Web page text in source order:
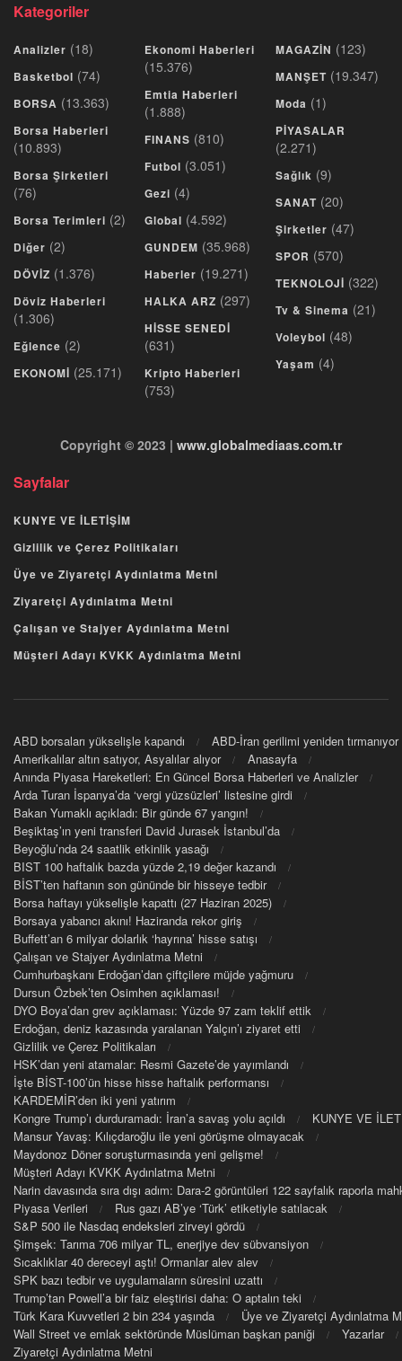
Kategoriler
Analizler (18)
Basketbol (74)
BORSA (13.363)
Borsa Haberleri
(10.893)
Borsa Şirketleri
(76)
Borsa Terimleri (2)
Diğer (2)
DÖVİZ (1.376)
Döviz Haberleri
(1.306)
Eğlence (2)
EKONOMİ (25.171)
Ekonomi Haberleri
(15.376)
Emtia Haberleri
(1.888)
FINANS (810)
Futbol (3.051)
Gezi (4)
Global (4.592)
GUNDEM (35.968)
Haberler (19.271)
HALKA ARZ (297)
HİSSE SENEDİ
(631)
Kripto Haberleri
(753)
MAGAZİN (123)
MANŞET (19.347)
Moda (1)
PİYASALAR
(2.271)
Sağlık (9)
SANAT (20)
Şirketler (47)
SPOR (570)
TEKNOLOJİ (322)
Tv & Sinema (21)
Voleybol (48)
Yaşam (4)
Copyright © 2023 | www.globalmediaas.com.tr
Sayfalar
KUNYE VE İLETİŞİM
Gizlilik ve Çerez Politikaları
Üye ve Ziyaretçi Aydınlatma Metni
Ziyaretçi Aydınlatma Metni
Çalışan ve Stajyer Aydınlatma Metni
Müşteri Adayı KVKK Aydınlatma Metni
ABD borsaları yükselişle kapandı
ABD-İran gerilimi yeniden tırmanıyor
Amerikalılar altın satıyor, Asyalılar alıyor
Anasayfa
Anında Piyasa Hareketleri: En Güncel Borsa Haberleri ve Analizler
Arda Turan İspanya’da ‘vergi yüzsüzleri’ listesine girdi
Bakan Yumaklı açıkladı: Bir günde 67 yangın!
Beşiktaş’ın yeni transferi David Jurasek İstanbul’da
Beyoğlu’nda 24 saatlik etkinlik yasağı
BIST 100 haftalık bazda yüzde 2,19 değer kazandı
BİST’ten haftanın son gününde bir hisseye tedbir
Borsa haftayı yükselişle kapattı (27 Haziran 2025)
Borsaya yabancı akını! Haziranda rekor giriş
Buffett’an 6 milyar dolarlık ‘hayrına’ hisse satışı
Çalışan ve Stajyer Aydınlatma Metni
Cumhurbaşkanı Erdoğan’dan çiftçilere müjde yağmuru
Dursun Özbek’ten Osimhen açıklaması!
DYO Boya’dan grev açıklaması: Yüzde 97 zam teklif ettik
Erdoğan, deniz kazasında yaralanan Yalçın’ı ziyaret etti
Gizlilik ve Çerez Politikaları
HSK’dan yeni atamalar: Resmi Gazete’de yayımlandı
İşte BİST-100’ün hisse hisse haftalık performansı
KARDEMİR’den iki yeni yatırım
Kongre Trump’ı durduramadı: İran’a savaş yolu açıldı
KUNYE VE
Mansur Yavaş: Kılıçdaroğlu ile yeni görüşme olmayacak
Maydonoz Döner soruşturmasında yeni gelişme!
Müşteri Adayı KVKK Aydınlatma Metni
Narin davasında sıra dışı adım: Dara-2 görüntüleri 122 sayfalık raporla
Piyasa Verileri
Rus gazı AB’ye ‘Türk’ etiketiyle satılacak
S&P 500 ile Nasdaq endeksleri zirveyi gördü
Şimşek: Tarıma 706 milyar TL, enerjiye dev sübvansiyon
Sıcaklıklar 40 dereceyi aştı! Ormanlar alev alev
SPK bazı tedbir ve uygulamaların süresini uzattı
Trump’tan Powell’a bir faiz eleştirisi daha: O aptalın teki
Türk Kara Kuvvetleri 2 bin 234 yaşında
Üye ve Ziyaretçi Aydınlatma
Wall Street ve emlak sektöründe Müslüman başkan paniği
Yazarlar
Ziyaretçi Aydınlatma Metni